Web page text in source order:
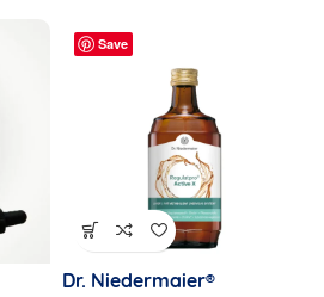
Save
Dr. Niedermaier®